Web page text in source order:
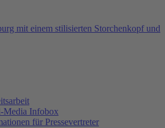
Media Infobox
für Pressevertreter